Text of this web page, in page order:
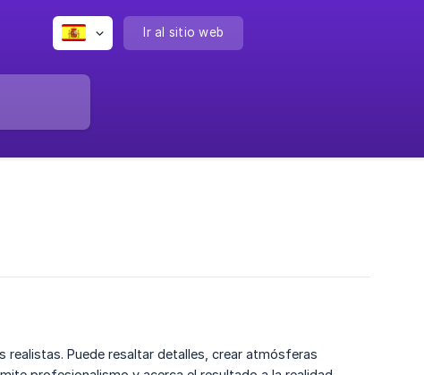
Ir al sitio web
Puede resaltar detalles, crear atmósferas